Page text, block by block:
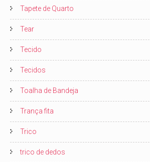
Tapete de Quarto
Tear
Tecido
Tecidos
Toalha de Bandeja
Trança fita
Trico
trico de dedos